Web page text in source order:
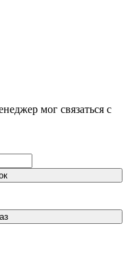
мог связаться с